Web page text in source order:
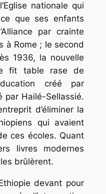
nationale qui
que ses enfants
par crainte
à Rome ; le second
1936, la nouvelle
fit table rase de
créé par
par Hailé-Sellassié.
d’éliminer la
qui avaient
ces écoles. Quant
livres modernes
brûlèrent.
devant pour